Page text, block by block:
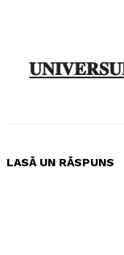
LASĂ UN RĂSPUNS